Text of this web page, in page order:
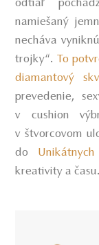
odtiaľ
namiešaný
necháva
trojky“. To
diamantový
prevedenie,
v cushion
v štvorcovom
do
kreativity a času.